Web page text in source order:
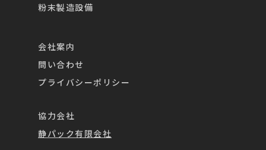
粉末製造設備
会社案内
問い合わせ
プライバシーポリシー
協力会社
静パック有限会社